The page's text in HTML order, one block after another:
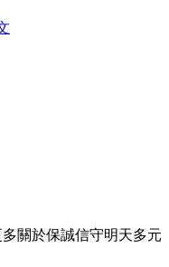
關於保誠信守明天多元